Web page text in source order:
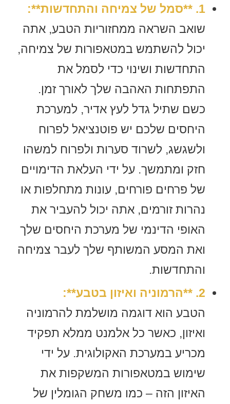
1. **סמל של צמיחה והתחדשות**:
שואב השראה ממחזוריות הטבע, אתה
יכול להשתמש במטאפורות של צמיחה,
התחדשות ושינוי כדי לסמל את
התפתחות האהבה שלך לאורך זמן.
כשם שתיל גדל לעץ אדיר, למערכת
היחסים שלכם יש פוטנציאל לפרוח
ולשגשג, לשרוד סערות ולפרוח למשהו
חזק ומתמשך. על ידי העלאת הדימויים
של פרחים פורחים, עונות מתחלפות או
נהרות זורמים, אתה יכול להעביר את
האופי הדינמי של מערכת היחסים שלך
ואת המסע המשותף שלך לעבר צמיחה
והתחדשות.
2. **הרמוניה ואיזון בטבע**:
הטבע הוא דוגמה מושלמת להרמוניה
ואיזון, כאשר כל אלמנט ממלא תפקיד
מכריע במערכת האקולוגית. על ידי
שימוש במטאפורות המשקפות את
האיזון הזה – כמו משחק הגומלין של